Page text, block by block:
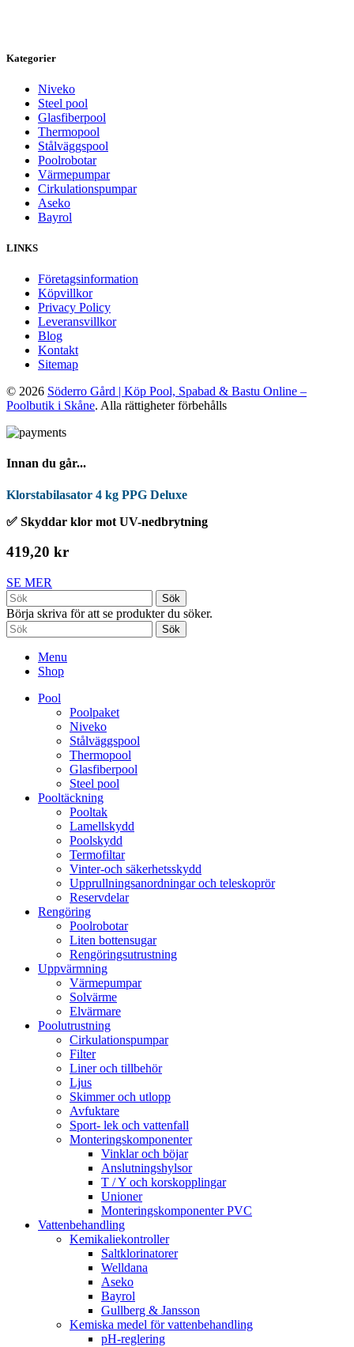
Kategorier
Niveko
Steel pool
Glasfiberpool
Thermopool
Stålväggspool
Poolrobotar
Värmepumpar
Cirkulationspumpar
Aseko
Bayrol
LINKS
Företagsinformation
Köpvillkor
Privacy Policy
Leveransvillkor
Blog
Kontakt
Sitemap
© 2026 Söderro Gård | Köp Pool, Spabad & Bastu Online –
Poolbutik i Skåne. Alla rättigheter förbehålls
Innan du går...
Klorstabilasator 4 kg PPG Deluxe
✅ Skyddar klor mot UV-nedbrytning
419,20 kr
SE MER
Sök
Börja skriva för att se produkter du söker.
Sök
Menu
Shop
Pool
Poolpaket
Niveko
Stålväggspool
Thermopool
Glasfiberpool
Steel pool
Pooltäckning
Pooltak
Lamellskydd
Poolskydd
Termofiltar
Vinter-och säkerhetsskydd
Upprullningsanordningar och teleskoprör
Reservdelar
Rengöring
Poolrobotar
Liten bottensugar
Rengöringsutrustning
Uppvärmning
Värmepumpar
Solvärme
Elvärmare
Poolutrustning
Cirkulationspumpar
Filter
Liner och tillbehör
Ljus
Skimmer och utlopp
Avfuktare
Sport- lek och vattenfall
Monteringskomponenter
Vinklar och böjar
Anslutningshylsor
T / Y och korskopplingar
Unioner
Monteringskomponenter PVC
Vattenbehandling
Kemikaliekontroller
Saltklorinatorer
Welldana
Aseko
Bayrol
Gullberg & Jansson
Kemiska medel för vattenbehandling
pH-reglering